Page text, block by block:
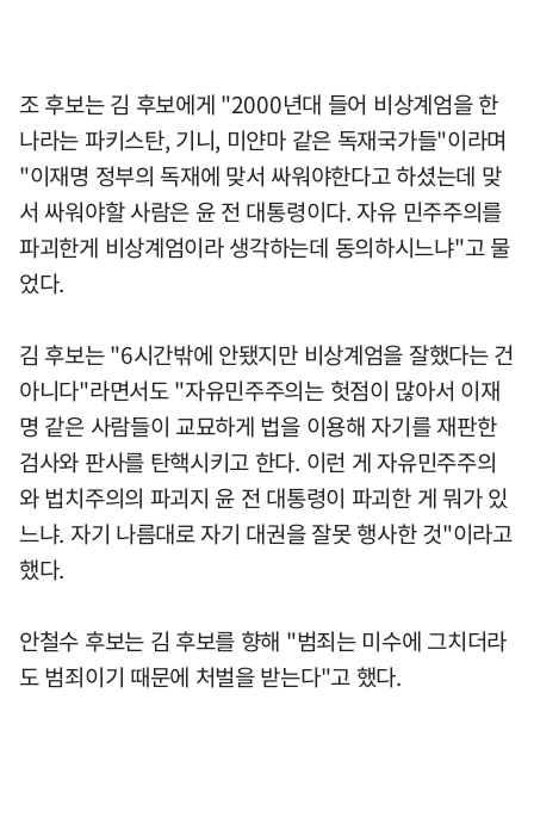
조 후보는 김 후보에게 "2000년대 들어 비상계엄을 한
나라는 파키스탄, 기니, 미얀마 같은 독재국가들"이라며
"이재명 정부의 독재에 맞서 싸워야한다고 하셨는데 맞
서 싸워야할 사람은 윤 전 대통령이다. 자유 민주주의를
파괴한게 비상계엄이라 생각하는데 동의하시느냐"고 물
었다.
김 후보는 "6시간밖에 안됐지만 비상계엄을 잘했다는 건
아니다"라면서도 "자유민주주의는 헛점이 많아서 이재
명 같은 사람들이 교묘하게 법을 이용해 자기를 재판한
검사와 판사를 탄핵시키고 한다. 이런 게 자유민주주의
와 법치주의의 파괴지 윤 전 대통령이 파괴한 게 뭐가 있
느냐. 자기 나름대로 자기 대권을 잘못 행사한 것"이라고
했다.
안철수 후보는 김 후보를 향해 "범죄는 미수에 그치더라
도 범죄이기 때문에 처벌을 받는다"고 했다.